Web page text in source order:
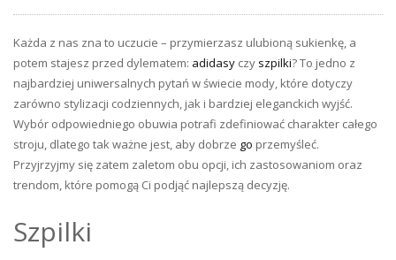
Każda z nas zna to uczucie – przymierzasz ulubioną sukienkę, a
potem stajesz przed dylematem: adidasy czy szpilki? To jedno z
najbardziej uniwersalnych pytań w świecie mody, które dotyczy
zarówno stylizacji codziennych, jak i bardziej eleganckich wyjść.
Wybór odpowiedniego obuwia potrafi zdefiniować charakter całego
stroju, dlatego tak ważne jest, aby dobrze go przemyśleć.
Przyjrzyjmy się zatem zaletom obu opcji, ich zastosowaniom oraz
trendom, które pomogą Ci podjąć najlepszą decyzję.
Szpilki